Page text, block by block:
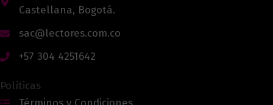
Castellana, Bogotá.
sac@lectores.com.co
+57 304 4251642
Políticas